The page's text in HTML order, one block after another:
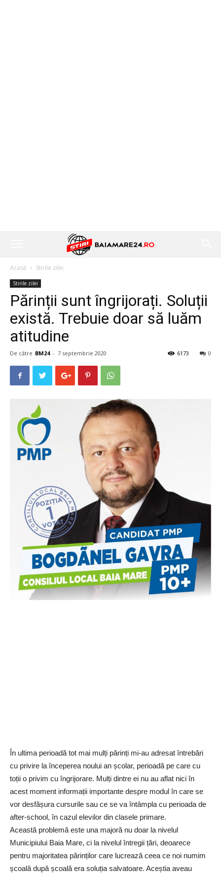
Acasă Stirile zilei
Stirile zilei
Părinții sunt îngrijorați. Soluții
există. Trebuie doar să luăm
atitudine
De către BM24 - 7 septembrie 2020 0
6173
În ultima perioadă tot mai mulți părinți mi-au adresat întrebări
cu privire la începerea noului an școlar, perioadă pe care cu
toții o privim cu îngrijorare. Mulți dintre ei nu au aflat nici în
acest moment informații importante despre modul în care se
vor desfășura cursurile sau ce se va întâmpla cu perioada de
after-school, în cazul elevilor din clasele primare.
Această problemă este una majoră nu doar la nivelul
Municipiului Baia Mare, ci la nivelul întregii țări, deoarece
pentru majoritatea părinților care lucrează ceea ce noi numim
școală după școală era soluția salvatoare. Aceștia aveau